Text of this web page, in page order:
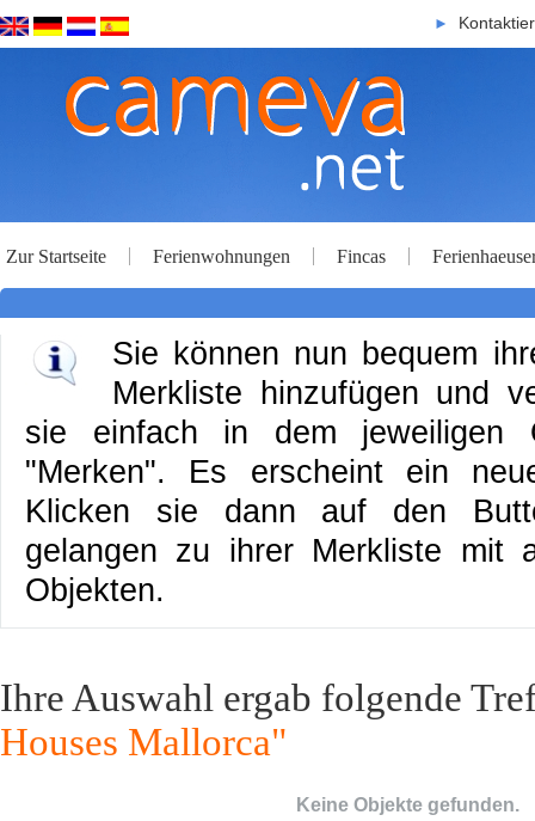
►
Zur Startseite Ferienwohnungen Fincas
Sie können nun bequem
Merkliste hinzufügen und
sie einfach in dem jeweiligen
"Merken". Es erscheint ein
Klicken sie dann auf den
gelangen zu ihrer Merkliste mit
Objekten.
Ihre Auswahl ergab folgende
Houses Mallorca"
Keine Objekte gefunden.